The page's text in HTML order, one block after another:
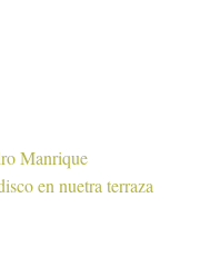
Manrique
en nuetra terraza